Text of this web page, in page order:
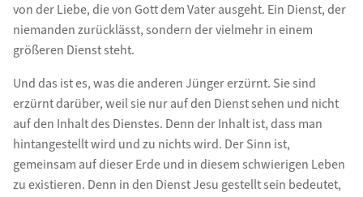
von der Liebe, die von Gott dem Vater ausgeht. Ein Dienst, der
niemanden zurücklässt, sondern der vielmehr in einem
größeren Dienst steht.
Und das ist es, was die anderen Jünger erzürnt. Sie sind
erzürnt darüber, weil sie nur auf den Dienst sehen und nicht
auf den Inhalt des Dienstes. Denn der Inhalt ist, dass man
hintangestellt wird und zu nichts wird. Der Sinn ist,
gemeinsam auf dieser Erde und in diesem schwierigen Leben
zu existieren. Denn in den Dienst Jesu gestellt sein bedeutet,